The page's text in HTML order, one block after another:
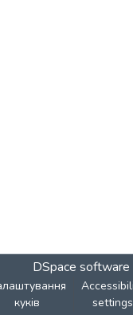
DSpace software
куків
settings